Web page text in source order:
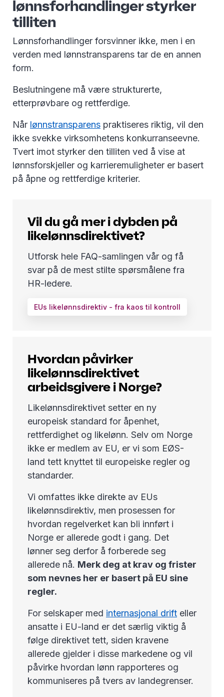
lønnsforhandlinger styrker
tilliten
Lønnsforhandlinger forsvinner ikke, men i en
verden med lønnstransparens tar de en annen
form.
Beslutningene må være strukturerte,
etterprøvbare og rettferdige.
Når lønnstransparens praktiseres riktig, vil den
ikke svekke virksomhetens konkurranseevne.
Tvert imot styrker den tilliten ved å vise at
lønnsforskjeller og karrieremuligheter er basert
på åpne og rettferdige kriterier.
Vil du gå mer i dybden på
likelønnsdirektivet?
Utforsk hele FAQ-samlingen vår og få
svar på de mest stilte spørsmålene fra
HR-ledere.
EUs likelønnsdirektiv - fra kaos til kontroll
Hvordan påvirker
likelønnsdirektivet
arbeidsgivere i Norge?
Likelønnsdirektivet setter en ny
europeisk standard for åpenhet,
rettferdighet og likelønn. Selv om Norge
ikke er medlem av EU, er vi som EØS-
land tett knyttet til europeiske regler og
standarder.
Vi omfattes ikke direkte av EUs
likelønnsdirektiv, men prosessen for
hvordan regelverket kan bli innført i
Norge er allerede godt i gang. Det
lønner seg derfor å forberede seg
allerede nå. Merk deg at krav og frister
som nevnes her er basert på EU sine
regler.
For selskaper med internasjonal drift eller
ansatte i EU-land er det særlig viktig å
følge direktivet tett, siden kravene
allerede gjelder i disse markedene og vil
påvirke hvordan lønn rapporteres og
kommuniseres på tvers av landegrenser.